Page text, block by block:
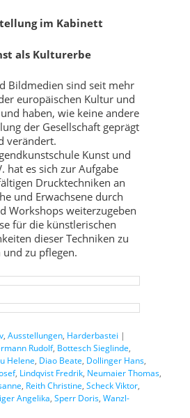
im Kabinett
als Kulturerbe
Bildmedien sind seit mehr
europäischen Kultur und
haben, wie keine andere
der Gesellschaft geprägt
verändert.
Kunst und
hat es sich zur Aufgabe
Drucktechniken an
und Erwachsene durch
Workshops weiterzugeben
für die künstlerischen
dieser Techniken zu
und zu pflegen.
,Ausstellungen, Harderbastei |
Rudolf, Bottesch Sieglinde,
Helene, Diao Beate, Dollinger Hans,
, Lindqvist Fredrik, Neumaier Thomas,
, Reith Christine,Scheck Viktor,
Angelika,Sperr Doris,Wanzl-